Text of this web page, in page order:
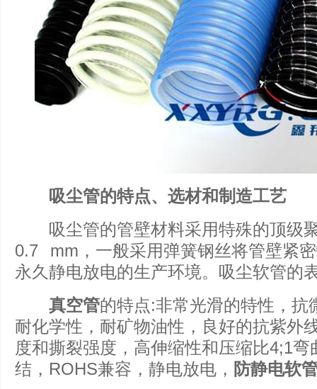
吸尘管的特点、选材和制造工艺
吸尘管的管壁材料采用特殊的顶级
0.7 mm，一般采用弹簧钢丝将管壁紧
永久静电放电的生产环境。吸尘软管的
真空管的特点:非常光滑的特性，抗
耐化学性，耐矿物油性，良好的抗紫外
度和撕裂强度，高伸缩性和压缩比4;1
结，ROHS兼容，静电放电， 防静电软